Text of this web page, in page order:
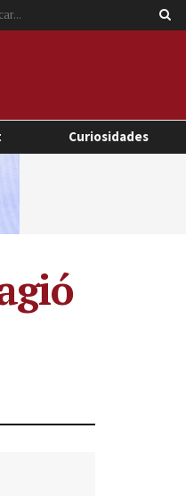
Curiosidades